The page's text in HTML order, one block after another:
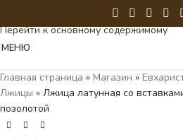
Перейти к основному содержимому
МЕНЮ
Главная страница » Магазин »
Лжицы » Лжица латунная со
позолотой